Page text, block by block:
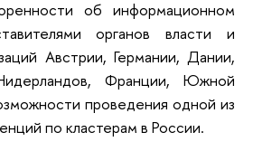
об информационном
органов власти и
Австрии, Германии, Дании,
Франции, Южной
проведения одной из
по кластерам в России.